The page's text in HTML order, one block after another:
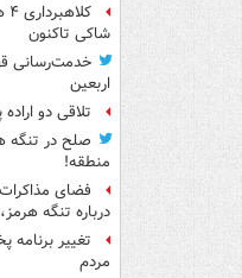
شاکی تاکنون
خدمت‌رسانی
اربعین
تلاقی دو
صلح در تنگه
منطقه!
فضای
درباره تنگه
تغییر
مردم